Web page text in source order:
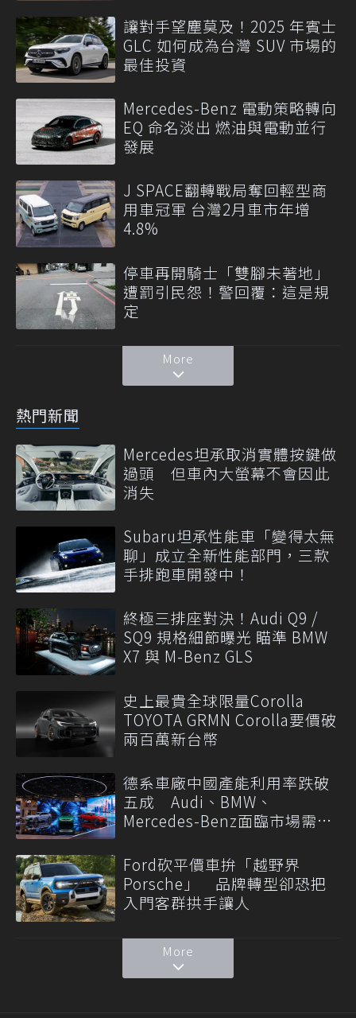
讓對手望塵莫及！2025 年賓士
GLC 如何成為台灣 SUV 市場的
最佳投資
Mercedes-Benz 電動策略轉向
EQ 命名淡出 燃油與電動並行
發展
J SPACE翻轉戰局奪回輕型商
用車冠軍 台灣2月車市年增
4.8%
停車再開騎士「雙腳未著地」
遭罰引民怨！警回覆：這是規
定
More
熱門新聞
Mercedes坦承取消實體按鍵做
過頭 但車內大螢幕不會因此
消失
Subaru坦承性能車「變得太無
聊」成立全新性能部門，三款
手排跑車開發中！
終極三排座對決！Audi Q9 /
SQ9 規格細節曝光 瞄準 BMW
X7 與 M-Benz GLS
史上最貴全球限量Corolla
TOYOTA GRMN Corolla要價破
兩百萬新台幣
德系車廠中國產能利用率跌破
五成 Audi、BMW、
Mercedes-Benz面臨市場需求
Ford砍平價車拚「越野界
Porsche」 品牌轉型卻恐把
入門客群拱手讓人
More